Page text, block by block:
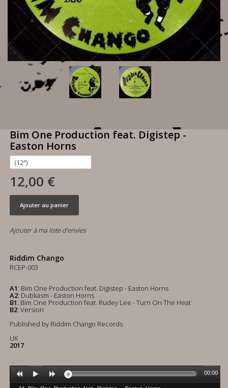
Bim One Production feat. Digistep -
Easton Horns
12,00 €
Ajouter au panier
Ajouter à ma liste d'envies
Riddim Chango
RCEP-003
A1: Bim One Production feat. Digistep - Easton Horns
A2: Dubkasm - Easton Horns
B1: Bim One Production feat. Rudey Lee - Turn On The Heat
B2: Version
Published by Riddim Chango Records
UK
2017
00:00